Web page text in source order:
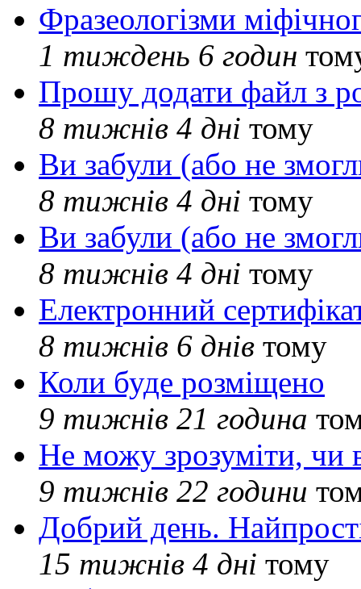
Фразеологізми
1 тиждень 6 годин
Прошу додати файл з
8 тижнів 4 дні тому
Ви забули (або не
8 тижнів 4 дні тому
Ви забули (або не
8 тижнів 4 дні тому
Електронний
8 тижнів 6 днів тому
Коли буде розміщено
9 тижнів 21 година
Не можу зрозуміти, чи
9 тижнів 22 години
Добрий день.
15 тижнів 4 дні тому